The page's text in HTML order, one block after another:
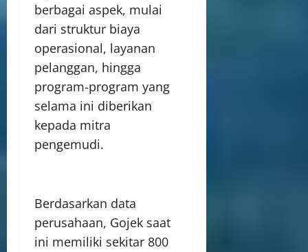
berbagai aspek, mulai
dari struktur biaya
operasional, layanan
pelanggan, hingga
program-program yang
selama ini diberikan
kepada mitra
pengemudi.
Berdasarkan data
perusahaan, Gojek saat
ini memiliki sekitar 800